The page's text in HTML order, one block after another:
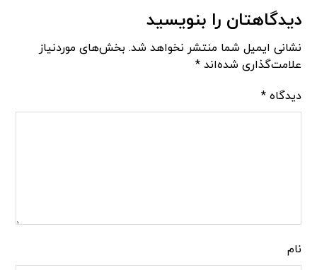
دیدگاهتان را بنویسید
نشانی ایمیل شما منتشر نخواهد شد. بخش‌های موردنیاز
علامت‌گذاری شده‌اند*
دیدگاه*
نام